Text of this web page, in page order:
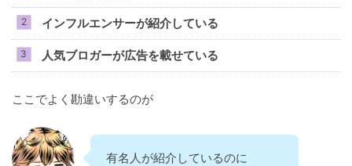
インフルエンサーが紹介している
人気ブロガーが広告を載せている
ここでよく勘違いするのが
有名人が紹介しているのに